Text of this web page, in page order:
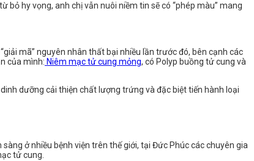
hy vọng, anh chị vẫn nuôi niềm tin sẽ có “phép màu” mang
mã” nguyên nhân thất bại nhiều lần trước đó, bên cạnh các
của mình: Niêm mạc tử cung mỏng, có Polyp buồng tử cung và
dưỡng cải thiện chất lượng trứng và đặc biệt tiến hành loại
ở nhiều bệnh viện trên thế giới, tại Đức Phúc các chuyên gia
tử cung.